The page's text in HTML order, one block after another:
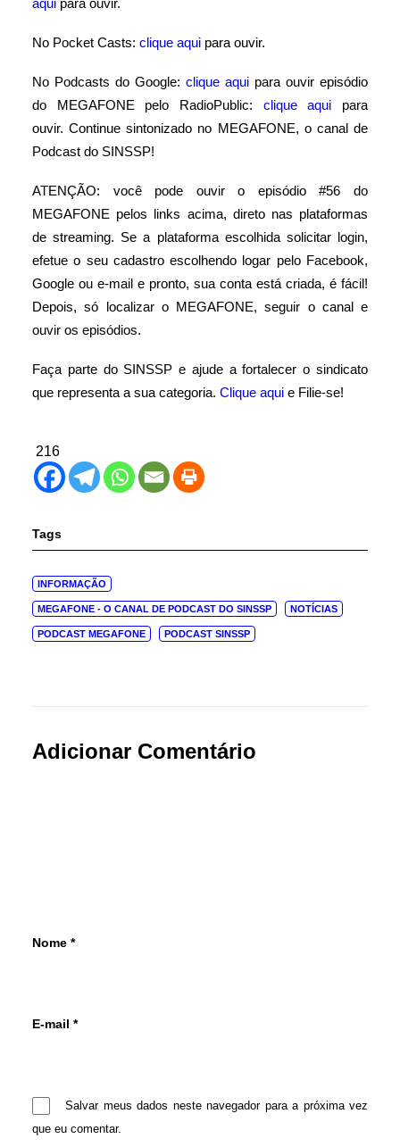
aqui para ouvir.
No Pocket Casts: clique aqui para ouvir.
No Podcasts do Google: clique aqui para ouvir episódio
do MEGAFONE pelo RadioPublic: clique aqui para
ouvir. Continue sintonizado no MEGAFONE, o canal de
Podcast do SINSSP!
ATENÇÃO: você pode ouvir o episódio #56 do
MEGAFONE pelos links acima, direto nas plataformas
de streaming. Se a plataforma escolhida solicitar login,
efetue o seu cadastro escolhendo logar pelo Facebook,
Google ou e-mail e pronto, sua conta está criada, é fácil!
Depois, só localizar o MEGAFONE, seguir o canal e
ouvir os episódios.
Faça parte do SINSSP e ajude a fortalecer o sindicato
que representa a sua categoria. Clique aqui e Filie-se!
216
Tags
INFORMAÇÃO
MEGAFONE - O CANAL DE PODCAST DO SINSSP NOTÍCIAS
PODCAST MEGAFONE PODCAST SINSSP
Adicionar Comentário
Nome *
E-mail *
Salvar meus dados neste navegador para a próxima vez
que eu comentar.